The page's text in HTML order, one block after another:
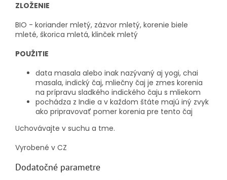
ZLOŽENIE
BIO - koriander mletý, zázvor mletý, korenie biele
mleté, škorica mletá, klinček mletý
POUŽITIE
data masala alebo inak nazývaný aj yogi, chai
masala, indický čaj, mliečny čaj je zmes korenia
na prípravu sladkého indického čaju s mliekom
pochádza z Indie a v každom štáte majú iný zvyk
ako pripravovať pomer korenia pre tento čaj
Uchovávajte v suchu a tme.
Vyrobené v CZ
Dodatočné parametre